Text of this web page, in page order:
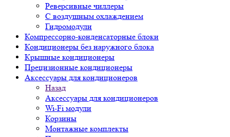
Реверсивные чиллеры
С воздушным охлаждением
Гидромодули
Компрессорно-конденсаторные блоки
Кондиционеры без наружного блока
Крышные кондиционеры
Прецизионные кондиционеры
Аксессуары для кондиционеров
Назад
Аксессуары для кондиционеров
Wi-Fi модули
Корзины
Монтажные комплекты